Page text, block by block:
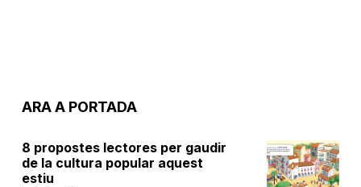
ARA A PORTADA
8 propostes lectores per gaudir
de la cultura popular aquest
estiu